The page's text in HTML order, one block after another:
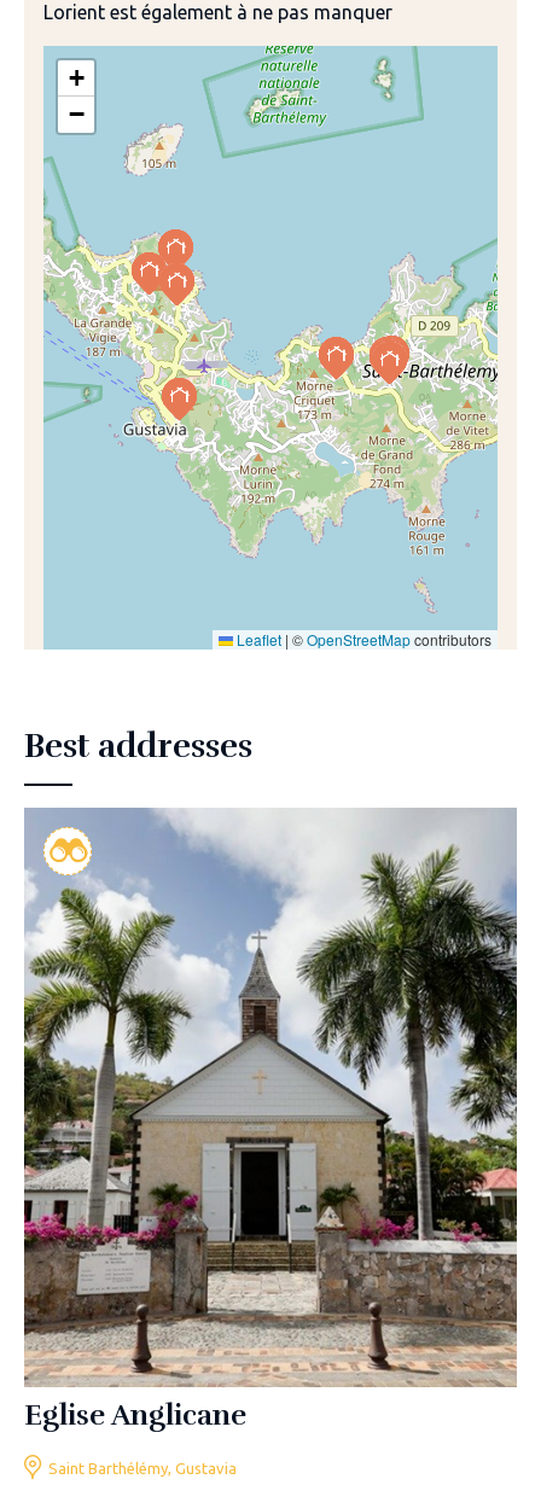
Lorient est également à ne pas manquer
+
−
Leaflet | ©OpenStreetMapcontributors
Best addresses
Eglise Anglicane
Saint Barthélémy, Gustavia